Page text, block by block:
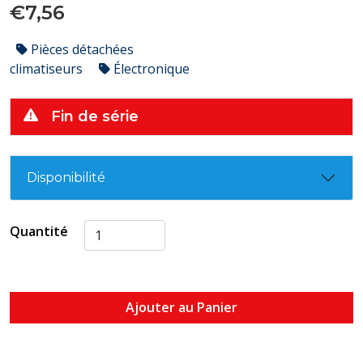
€7,56
Pièces détachées
climatiseurs
Électronique
Fin de série
Disponibilité
Quantité
Ajouter au Panier